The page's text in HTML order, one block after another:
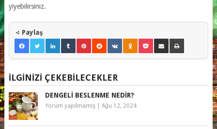
yiyebilirsiniz.
Paylaş
İLGINIZI ÇEKEBILECEKLER
DENGELI BESLENME NEDIR?
Yorum yapılmamış| Ağu 12, 2024